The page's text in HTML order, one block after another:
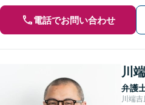
電話でお問い合わせ
川
弁護
川端